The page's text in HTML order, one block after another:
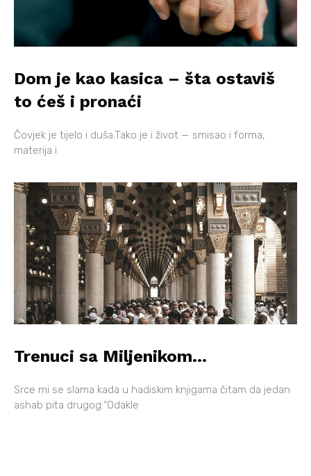
Dom je kao kasica – šta ostaviš
to ćeš i pronaći
Čovjek je tijelo i duša.Tako je i život — smisao i forma,
materija i
Trenuci sa Miljenikom…
Srce mi se slama kada u hadiskim knjigama čitam da jedan
ashab pita drugog:“Odakle